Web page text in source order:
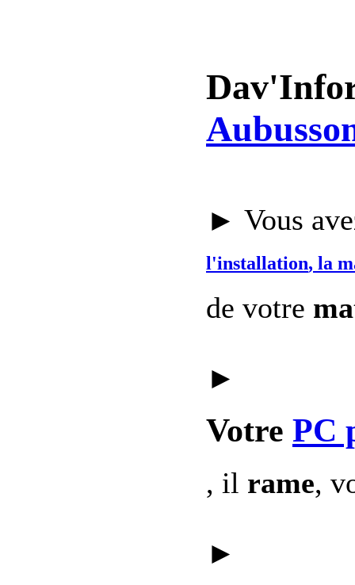
► Vous
l'installation, la
de votre
►
Votre PC
, il rame,
►